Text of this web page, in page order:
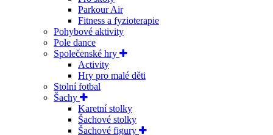
Parkour Air
Fitness a fyzioterapie
Pohybové aktivity
Pole dance
Společenské hry
Activity
Hry pro malé děti
Stolní fotbal
Šachy
Karetní stolky
Šachové stolky
Šachové figury